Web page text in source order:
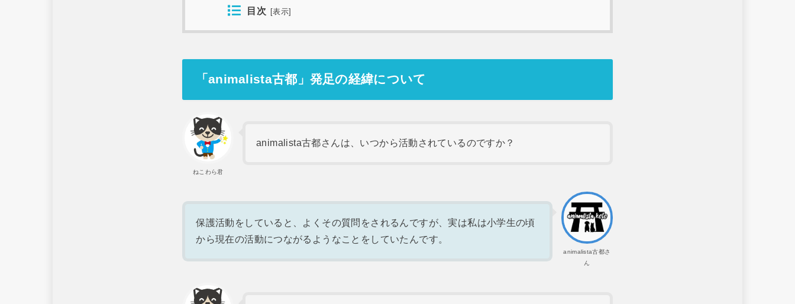
目次 [表示
「animalista古都」発足の経緯について
ねこわら君
animalista古都さんは、いつから活動されているのですか？
animalista古都さ
ん
保護活動をしていると、よくその質問をされるんですが、実は私は小学生の頃
から現在の活動につながるようなことをしていたんです。